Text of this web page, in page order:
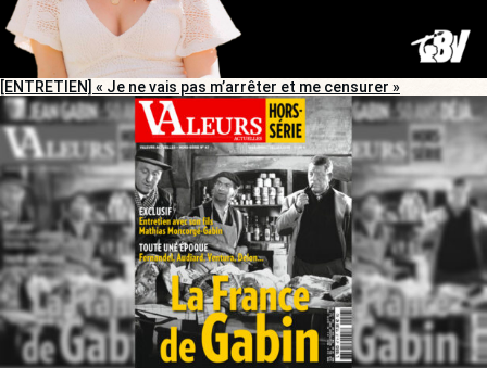
[ENTRETIEN] « Je ne vais pas m’arrêter et me censurer »